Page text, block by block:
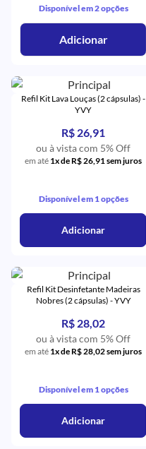
Disponível em 2 opções
Adicionar
Refil Kit Lava Louças (2 cápsulas) -
YVY
R$ 26,91
ou à vista com 5% Off
em até 1x de R$ 26,91 sem juros
Disponível em 1 opções
Adicionar
Refil Kit Desinfetante Madeiras
Nobres (2 cápsulas) - YVY
R$ 28,02
ou à vista com 5% Off
em até 1x de R$ 28,02 sem juros
Disponível em 1 opções
Adicionar